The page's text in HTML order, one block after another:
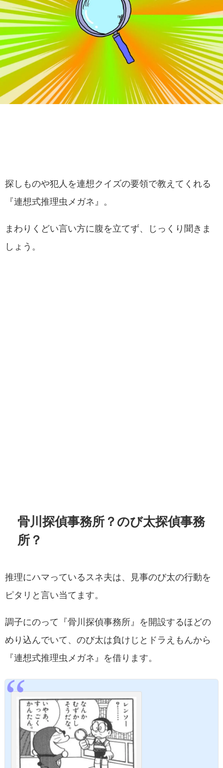
探しものや犯人を連想クイズの要領で教えてくれる
『連想式推理虫メガネ』。
まわりくどい言い方に腹を立てず、じっくり聞きま
しょう。
骨川探偵事務所？のび太探偵事務
所？
推理にハマっているスネ夫は、見事のび太の行動を
ピタリと言い当てます。
調子にのって『骨川探偵事務所』を開設するほどの
めり込んでいて、のび太は負けじとドラえもんから
『連想式推理虫メガネ』を借ります。